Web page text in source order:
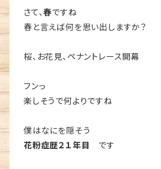
さて、春ですね
春と言えば何を思い出しますか？
桜、お花見、ペナントレース開幕
フンっ
楽しそうで何よりですね
僕はなにを隠そう
花粉症歴２１年目 です